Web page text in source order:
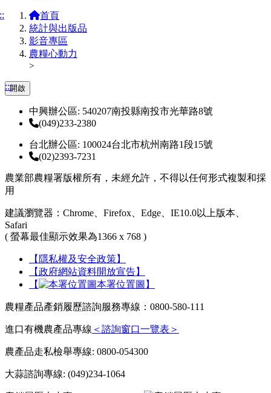
首頁
統計與出版品
影音專區
農糧心動力
>
:::開啟
中興辦公區: 540207南投縣南投市光華路8號
(049)233-2380
台北辦公區: 100024台北市杭州南路1段15號
(02)2393-7231
農業部農糧署版權所有，未經允許，不得以任何形式複製和採
用
建議瀏覽器：Chrome、Firefox、Edge、IE10.0以上版本、
Safari
( 螢幕最佳顯示效果為1366 x 768 )
【隱私權及安全政策】
【政府網站資料開放宣告】
【
本署位置圖】
農糧產品產銷履歷諮詢服務專線：0800-580-111
進口有機農產品專線 ＜諮詢窗口一覽表＞
農產品走私檢舉專線: 0800-054300
大蒜諮詢專線: (049)234-1064